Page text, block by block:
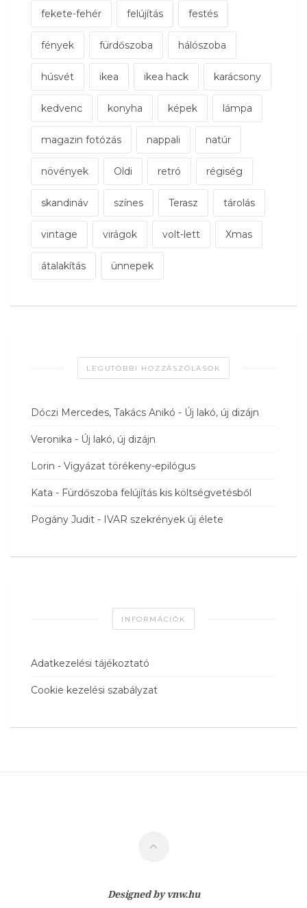
fekete-fehér felújítás festés
fények fürdőszoba hálószoba
húsvét ikea ikea hack karácsony
kedvenc konyha képek lámpa
magazin fotózás nappali natúr
növények Oldi retró régiség
skandináv színes Terasz tárolás
vintage virágok volt-lett Xmas
átalakítás ünnepek
LEGUTÓBBI HOZZÁSZÓLÁSOK
Dóczi Mercedes, Takács Anikó - Új lakó, új dizájn
Veronika - Új lakó, új dizájn
Lorin - Vigyázat törékeny-epilógus
Kata - Fürdőszoba felújítás kis költségvetésből
Pogány Judit - IVAR szekrények új élete
INFORMÁCIÓK
Adatkezelési tájékoztató
Cookie kezelési szabályzat
Designed byvnw.hu